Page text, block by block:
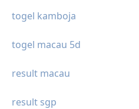
togel kamboja
togel macau 5d
result macau
result sgp